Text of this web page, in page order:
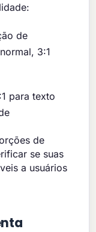
de
3:1
para texto
de
se suas
a usuários